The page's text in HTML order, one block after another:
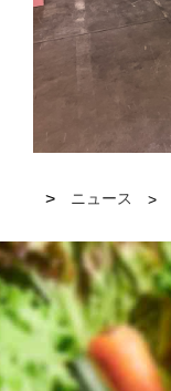
ニュース